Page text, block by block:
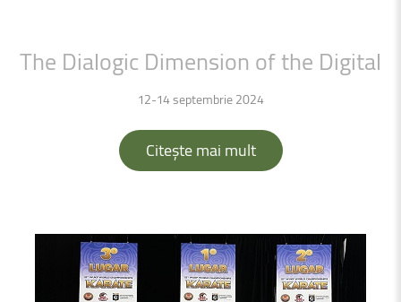
The Dialogic Dimension ofthe Digital
12-14 septembrie 2024
Citește mai mult